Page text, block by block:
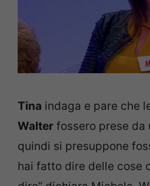
Tina indaga e pare che
Walter fossero prese da
quindi si presuppone
hai fatto dire delle cose